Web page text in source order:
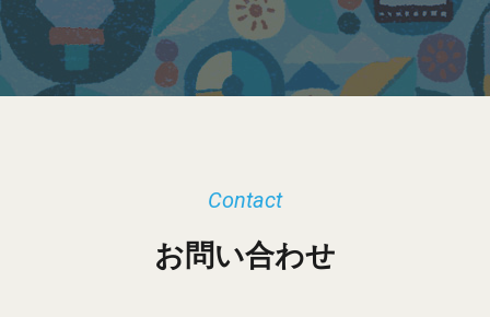
ブ
お問い合わせ
Contact